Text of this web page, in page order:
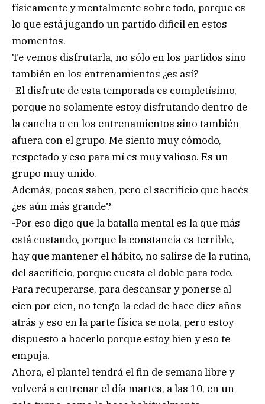
físicamente y mentalmente sobre todo, porque es
lo que está jugando un partido dificil en estos
momentos.
Te vemos disfrutarla, no sólo en los partidos sino
también en los entrenamientos ¿es así?
-El disfrute de esta temporada es completísimo,
porque no solamente estoy disfrutando dentro de
la cancha o en los entrenamientos sino también
afuera con el grupo. Me siento muy cómodo,
respetado y eso para mí es muy valioso. Es un
grupo muy unido.
Además, pocos saben, pero el sacrificio que hacés
¿es aún más grande?
-Por eso digo que la batalla mental es la que más
está costando, porque la constancia es terrible,
hay que mantener el hábito, no salirse de la rutina,
del sacrificio, porque cuesta el doble para todo.
Para recuperarse, para descansar y ponerse al
cien por cien, no tengo la edad de hace diez años
atrás y eso en la parte física se nota, pero estoy
dispuesto a hacerlo porque estoy bien y eso te
empuja.
Ahora, el plantel tendrá el fin de semana libre y
volverá a entrenar el día martes, a las 10, en un